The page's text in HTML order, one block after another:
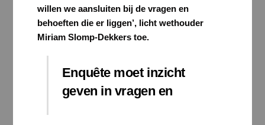
willen we aansluiten bij de vragen en
behoeften die er liggen’, licht wethouder
Miriam Slomp-Dekkers toe.
Enquête moet inzicht
geven in vragen en